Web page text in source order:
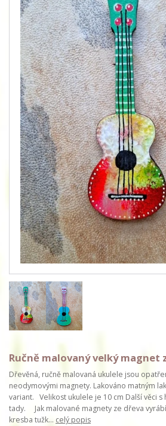
Ručně malovaný velký magnet
Dřevěná, ručně malovaná ukulele jsou
neodymovými magnety. Lakováno matným
variant. Velikost ukulele je 10 cm Další věci
tady. Jak malované magnety ze dřeva
kresba tužk... celý popis